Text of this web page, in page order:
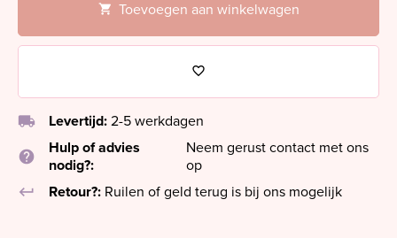
Toevoegen aan winkelwagen
local_shipping Levertijd: 2-5 werkdagen
help
Hulp of advies
nodig?:
Neem gerust contact met ons
op
keyboard_return
Retour?: Ruilen of geld terug is bij ons mogelijk